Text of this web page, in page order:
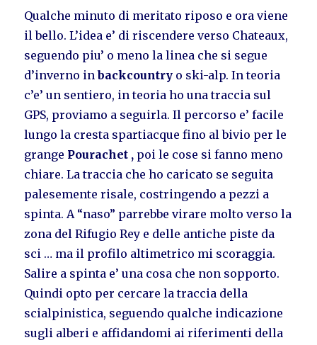
Qualche minuto di meritato riposo e ora viene
il bello. L’idea e’ di riscendere verso Chateaux,
seguendo piu’ o meno la linea che si segue
d’inverno inbackcountry o ski-alp. In teoria
c’e’ un sentiero, in teoria ho una traccia sul
GPS, proviamo a seguirla. Il percorso e’ facile
lungo la cresta spartiacque fino al bivio per le
grange Pourachet , poi le cose si fanno meno
chiare. La traccia che ho caricato se seguita
palesemente risale, costringendo a pezzi a
spinta. A “naso” parrebbe virare molto verso la
zona del Rifugio Rey e delle antiche piste da
sci … ma il profilo altimetrico mi scoraggia.
Salire a spinta e’ una cosa che non sopporto.
Quindi opto per cercare la traccia della
scialpinistica, seguendo qualche indicazione
sugli alberi e affidandomi ai riferimenti della